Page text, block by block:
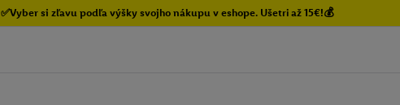
✅Vyber si zľavu podľa výšky svojho nákupu v eshope. Ušetri až 15€!💰